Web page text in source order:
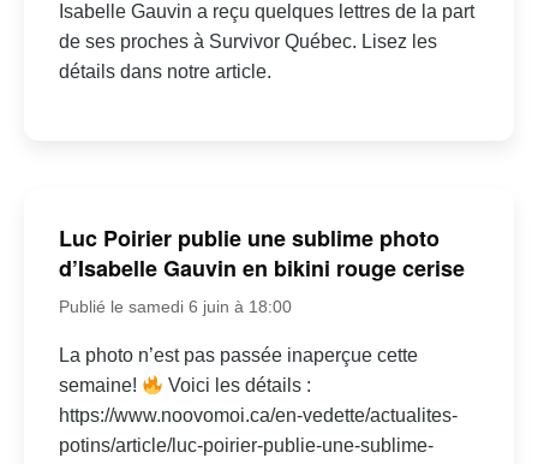
Isabelle Gauvin a reçu quelques lettres de la part
de ses proches à Survivor Québec. Lisez les
détails dans notre article.
Luc Poirier publie une sublime photo
d’Isabelle Gauvin en bikini rouge cerise
Publié le samedi 6 juin à 18:00
La photo n’est pas passée inaperçue cette
semaine!
Voici les détails :
https://www.noovomoi.ca/en-vedette/actualites-
potins/article/luc-poirier-publie-une-sublime-